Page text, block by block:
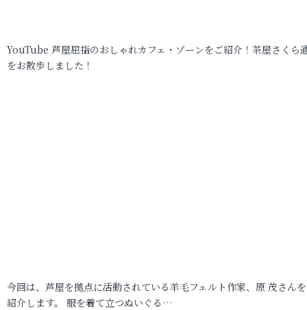
YouTube 芦屋屈指のおしゃれカフェ・ゾーンをご紹介！茶屋さくら
をお散歩しました！
今回は、芦屋を拠点に活動されている羊毛フェルト作家、原 茂さん
紹介します。 服を着て立つぬいぐる…